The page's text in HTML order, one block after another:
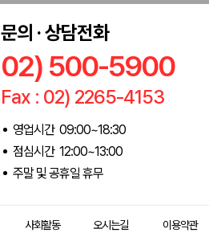
문의 · 상담전화
02) 500-5900
Fax : 02) 2265-4153
영업시간 09:00~18:30
점심시간 12:00~13:00
주말 및 공휴일 휴무
사회활동 오시는길 이용약관